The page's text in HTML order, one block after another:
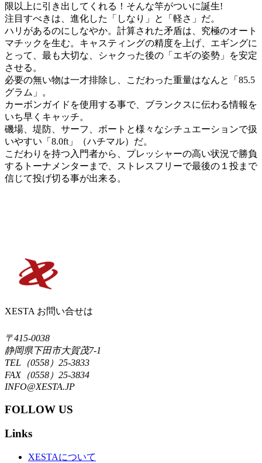
限以上に引き出してくれる！そんな竿がついに誕生!
注目すべきは、進化した「しなり」と「軽さ」だ。
ハリがあるのにしなやか。計算された矛盾は、究極のオート
マチックを生む。キャスティングの精度を上げ、エギングに
とって、最も大切な、シャクった後の「エギの姿勢」を安定
させる。
必要の無い物は一才排除し、こだわった重量はなんと「85.5
グラム」。
カーボンガイドを使用する事で、ブランクスに伝わる情報を
いち早くキャッチ。
磯場、堤防、サーフ、ボートと様々なシチュエーションで扱
いやすい「8.0ft」（ハチマル）だ。
こだわりを持つ入門者から、プレッシャーの高い状況で勝負
するトーナメンターまで、ストレスフリーで最後の１投まで
信じて投げ切る事が出来る。
XESTA お問い合せは
〒415-0038
静岡県下田市大賀茂7-1
TEL（0558）25-3833
FAX（0558）25-3834
INFO@XESTA.JP
FOLLOW US
Links
XESTAについて